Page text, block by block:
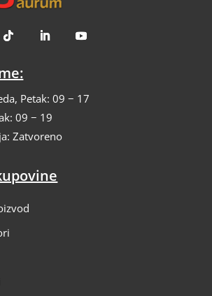
Petak: 09 − 17
09 − 19
Zatvoreno